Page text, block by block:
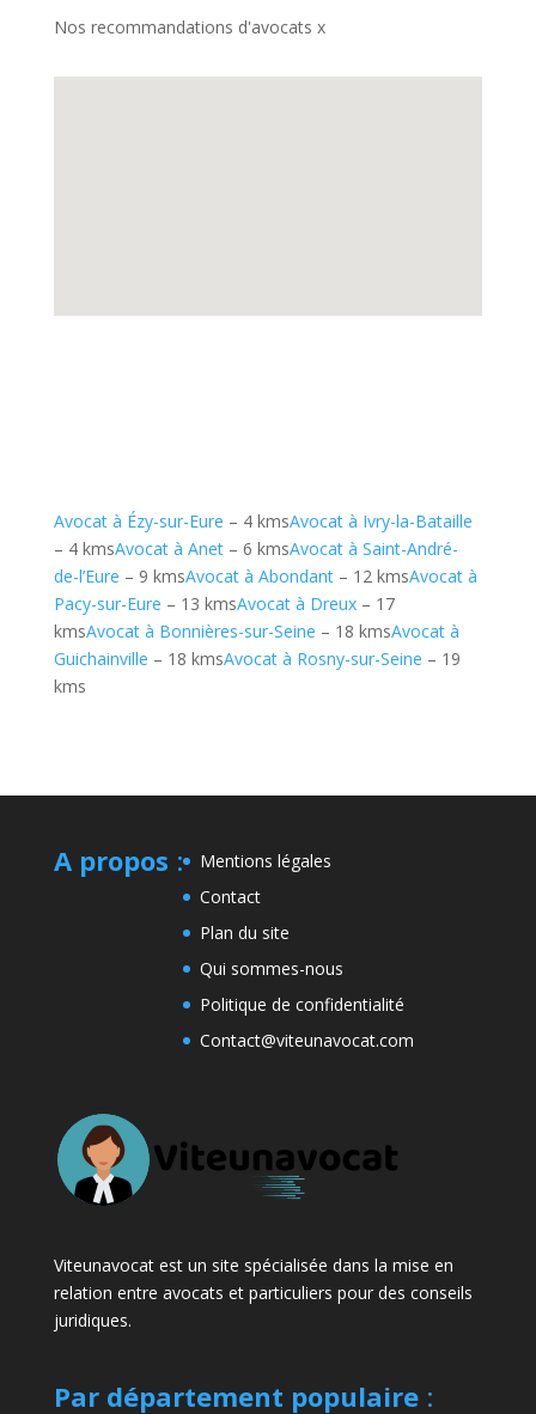
Nos recommandations d'avocats x
Avocat à Ézy-sur-Eure – 4 kmsAvocat à Ivry-la-Bataille
– 4 kmsAvocat à Anet– 6 kmsAvocat à Saint-André-
de-l’Eure – 9 kmsAvocat à Abondant– 12 kmsAvocat à
Pacy-sur-Eure – 13 kmsAvocat à Dreux– 17
kmsAvocat à Bonnières-sur-Seine – 18 kmsAvocat à
Guichainville – 18 kmsAvocat à Rosny-sur-Seine – 19
kms
A propos :
Mentions légales
Contact
Plan du site
Qui sommes-nous
Politique de confidentialité
Contact@viteunavocat.com
Viteunavocat est un site spécialisée dans la mise en
relation entre avocats et particuliers pour des conseils
juridiques.
Par département populaire: